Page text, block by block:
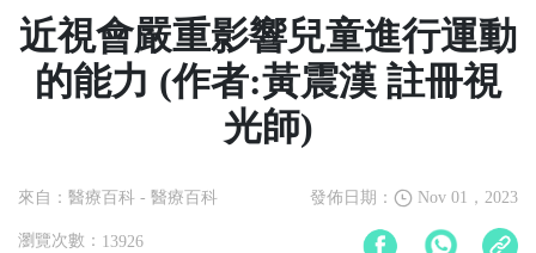
近視會嚴重影響兒童進行運動
的能力 (作者:黃震漢 註冊視
光師)
來自：醫療百科 - 醫療百科 發佈日期： Nov 01，2023
瀏覽次數： 13926